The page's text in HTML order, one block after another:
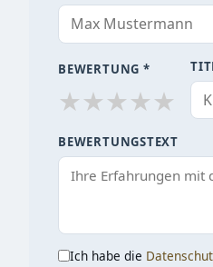
BEWERTUNG *
★★★★★
BEWERTUNGSTEXT
Ich habe die